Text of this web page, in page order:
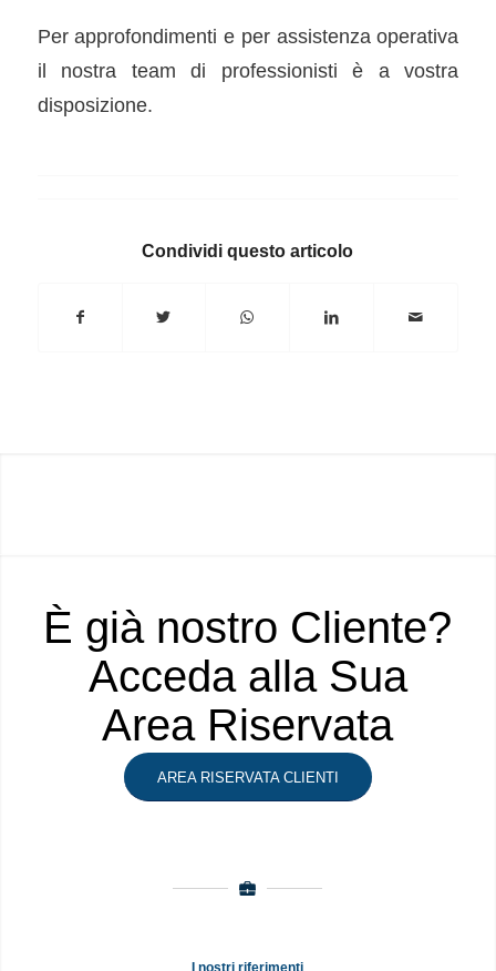
Per approfondimenti e per assistenza operativa
il nostra team di professionisti è a vostra
disposizione.
Condividi questo articolo
È già nostro Cliente?
Acceda alla Sua
Area Riservata
AREA RISERVATA CLIENTI